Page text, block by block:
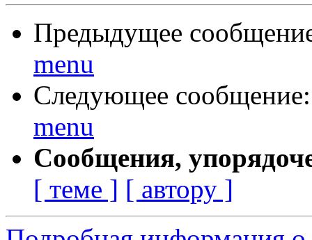
Предыдущее
menu
Следующее
menu
Сообщения,
[ теме ] [ автору ]